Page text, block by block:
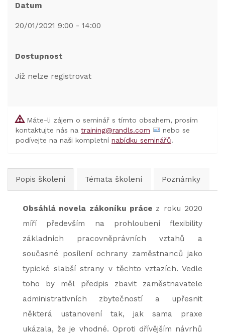
Datum
20/01/2021 9:00 - 14:00
Dostupnost
Již nelze registrovat
Máte-li zájem o seminář s tímto obsahem, prosím
kontaktujte nás na training@randls.com
nebo se
podívejte na naši kompletní nabídku seminářů.
Popis školení Témata školení Poznámky
Obsáhlá novela zákoníku práce z roku 2020
míří především na prohloubení flexibility
základních pracovněprávních vztahů a
současné posílení ochrany zaměstnanců jako
typické slabší strany v těchto vztazích. Vedle
toho by měl předpis zbavit zaměstnavatele
administrativních zbytečností a upřesnit
některá ustanovení tak, jak sama praxe
ukázala, že je vhodné. Oproti dřívějším návrhů